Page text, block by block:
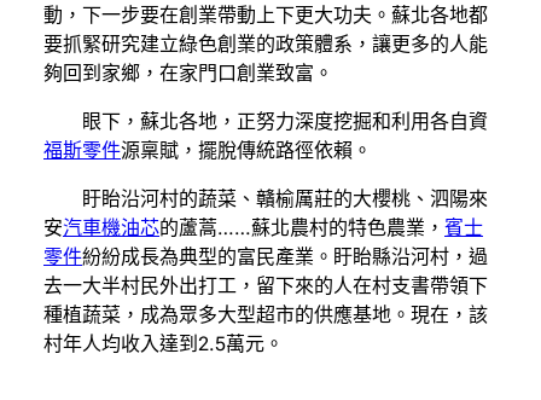
動，下一步要在創業帶動上下更大功夫。蘇北各地都
要抓緊研究建立綠色創業的政策體系，讓更多的人能
夠回到家鄉，在家門口創業致富。
眼下，蘇北各地，正努力深度挖掘和利用各自資
福斯零件源稟賦，擺脫傳統路徑依賴。
盱眙沿河村的蔬菜、贛榆厲莊的大櫻桃、泗陽來
安汽車機油芯的蘆蒿……蘇北農村的特色農業， 賓士
零件紛紛成長為典型的富民產業。盱眙縣沿河村，過
去一大半村民外出打工，留下來的人在村支書帶領下
種植蔬菜，成為眾多大型超市的供應基地。現在，該
村年人均收入達到2.5萬元。